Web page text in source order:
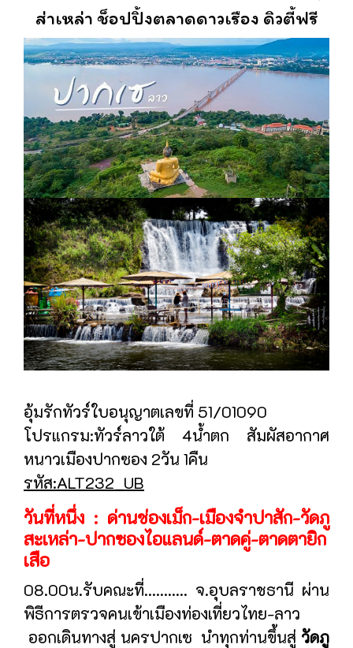
ส่าเหล่า ช็อปปิ้งตลาดดาวเรือง ดิวตี้ฟรี
อุ้มรักทัวร์ใบอนุญาตเลขที่ 51/01090
โปรแกรม:ทัวร์ลาวใต้ 4น้ำตก สัมผัสอากาศ
หนาวเมืองปากซอง 2วัน 1คืน
รหัส:ALT232_UB
วันที่หนึ่ง : ด่านช่องเม็ก-เมืองจำปาสัก-วัดภู
สะเหล่า-ปากซองไอแลนด์-ตาดคู่-ตาดตายิก
เสือ
08.00น.รับคณะที่........... จ.อุบลราชธานี ผ่าน
พิธีการตรวจคนเข้าเมืองท่องเที่ยวไทย-ลาว
ออกเดินทางสู่ นครปากเซ นำทุกท่านขึ้นสู่ วัดภู